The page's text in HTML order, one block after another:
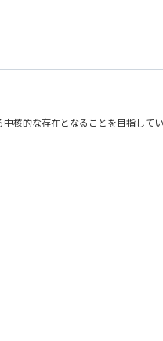
方
核的な存在となることを目指してい
務化。
析基盤の構築
、基本的には、D/SMupは複数案
なる。
コンサルティングに従事されてこら